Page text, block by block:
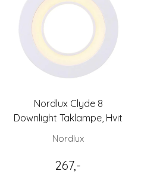
Nordlux Clyde 8
Downlight Taklampe, Hvit
Nordlux
267,-